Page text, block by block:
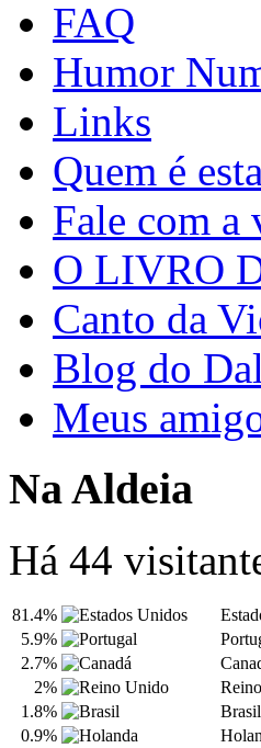
FAQ
Humor
Links
Quem é
Fale com a
O LIVRO
Canto da
Blog do
Meus
Na Aldeia
Há 44
81.4%
5.9%
2.7%
2%
1.8%
Brasil
0.9%